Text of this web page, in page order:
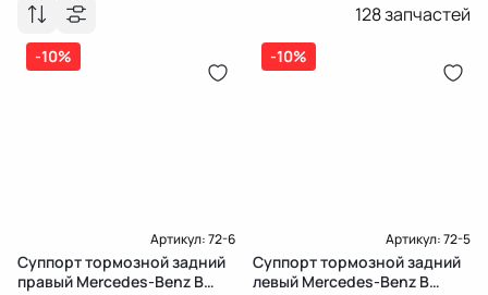
128запчастей
-10%
Артикул:72-6
Суппорт тормозной задний
правый Mercedes-Benz B
-10%
Артикул:72-5
Суппорт тормозной задний
левый Mercedes-Benz B